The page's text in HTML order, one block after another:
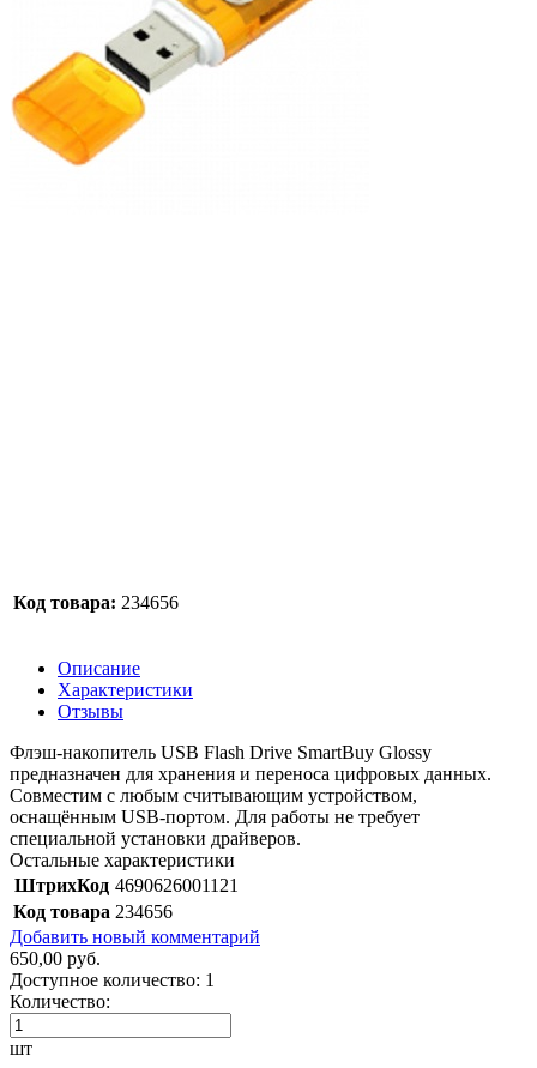
Код товара: 234656
Описание
Характеристики
Отзывы
Флэш-накопитель USB Flash Drive SmartBuy Glossy
предназначен для хранения и переноса цифровых данных.
Совместим с любым считывающим устройством,
оснащённым USB-портом. Для работы не требует
специальной установки драйверов.
Остальные характеристики
ШтрихКод 4690626001121
Код товара 234656
Добавить новый комментарий
650,00 руб.
Доступное количество: 1
Количество:
шт